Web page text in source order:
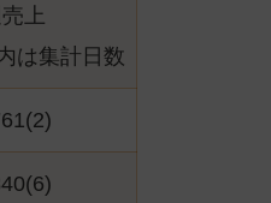
上
は集計日数